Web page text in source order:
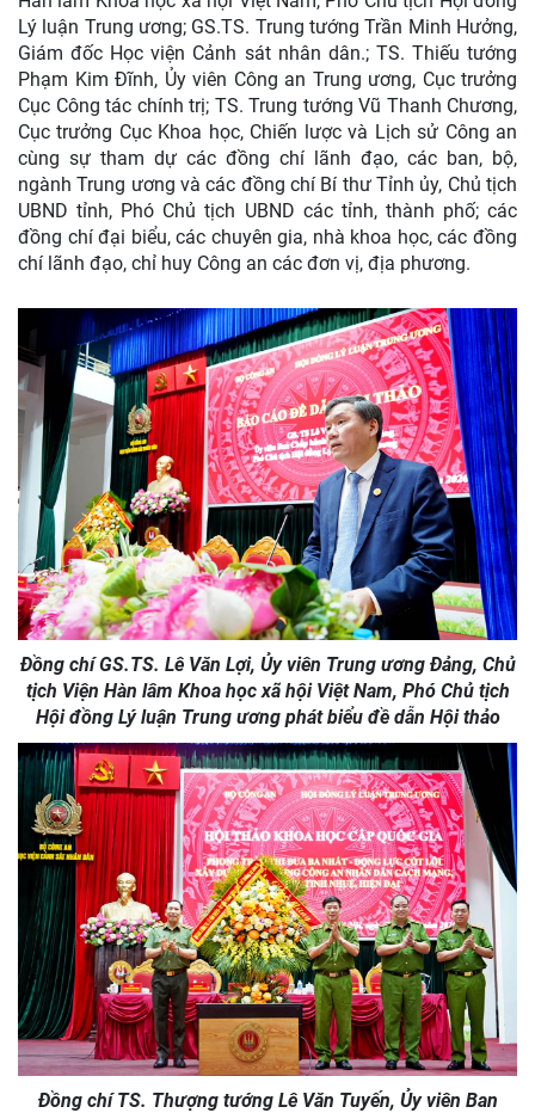
Lý luận Trung ương; GS.TS. Trung tướng Trần Minh Hưởng,
Giám đốc Học viện Cảnh sát nhân dân.; TS. Thiếu tướng
Phạm Kim Đĩnh, Ủy viên Công an Trung ương, Cục trưởng
Cục Công tác chính trị; TS. Trung tướng Vũ Thanh Chương,
Cục trưởng Cục Khoa học, Chiến lược và Lịch sử Công an
cùng sự tham dự các đồng chí lãnh đạo, các ban, bộ,
ngành Trung ương và các đồng chí Bí thư Tỉnh ủy, Chủ tịch
UBND tỉnh, Phó Chủ tịch UBND các tỉnh, thành phố; các
đồng chí đại biểu, các chuyên gia, nhà khoa học, các đồng
chí lãnh đạo, chỉ huy Công an các đơn vị, địa phương.
Đồng chí GS.TS. Lê Văn Lợi, Ủy viên Trung ương Đảng, Chủ
tịch Viện Hàn lâm Khoa học xã hội Việt Nam, Phó Chủ tịch
Hội đồng Lý luận Trung ương phát biểu đề dẫn Hội thảo
Đồng chí TS. Thượng tướng Lê Văn Tuyến, Ủy viên Ban